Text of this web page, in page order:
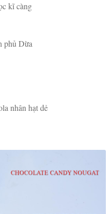
kĩ càng
phủ Dừa
nhân hạt dẻ